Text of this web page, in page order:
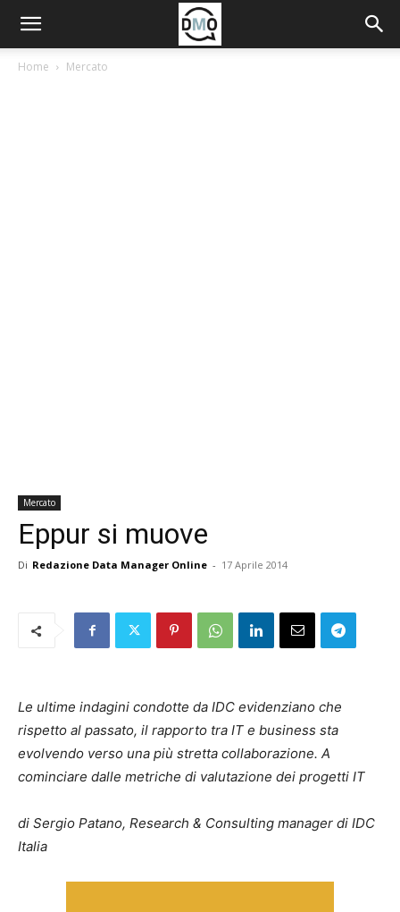
Home Mercato
Mercato
Eppur si muove
Di Redazione Data Manager Online - 17 Aprile 2014
Le ultime indagini condotte da IDC evidenziano che
rispetto al passato, il rapporto tra IT e business sta
evolvendo verso una più stretta collaborazione. A
cominciare dalle metriche di valutazione dei progetti IT
di Sergio Patano, Research & Consulting manager di IDC
Italia